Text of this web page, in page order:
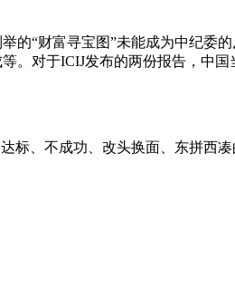
的“财富寻宝图”未能成为中纪委
。对于ICIJ发布的两份报告，中国
标、不成功、改头换面、东拼西